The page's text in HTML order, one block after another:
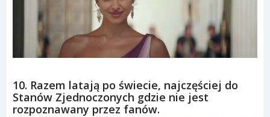
10. Razem latają po świecie, najczęściej do
Stanów Zjednoczonych gdzie nie jest
rozpoznawany przez fanów.